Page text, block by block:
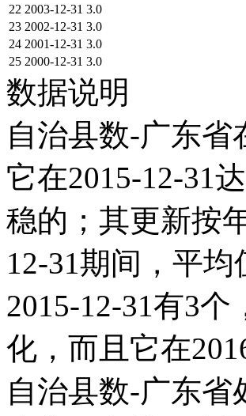
22 2003-12-31 3.0
23 2002-12-31 3.0
24 2001-12-31 3.0
25 2000-12-31 3.0
数据说明
自治县数-广东省
它在2015-12-31
稳的；其更新按
12-31期间，平
2015-12-31有3
化，而且它在
自治县数-广东